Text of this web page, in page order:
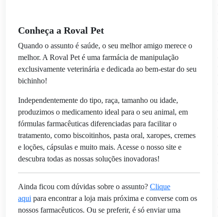
Conheça a Roval Pet
Quando o assunto é saúde, o seu melhor amigo merece o
melhor. A Roval Pet é uma farmácia de manipulação
exclusivamente veterinária e dedicada ao bem-estar do seu
bichinho!
Independentemente do tipo, raça, tamanho ou idade,
produzimos o medicamento ideal para o seu animal, em
fórmulas farmacêuticas diferenciadas para facilitar o
tratamento, como biscoitinhos, pasta oral, xaropes, cremes
e loções, cápsulas e muito mais. Acesse o nosso site e
descubra todas as nossas soluções inovadoras!
Ainda ficou com dúvidas sobre o assunto? Clique
aqui para encontrar a loja mais próxima e converse com os
nossos farmacêuticos. Ou se preferir, é só enviar uma